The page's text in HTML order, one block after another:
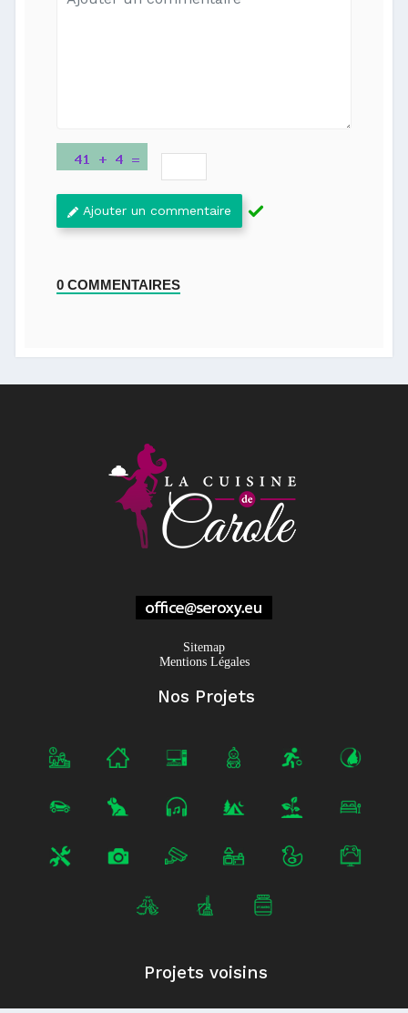
Ajouter un commentaire
0 COMMENTAIRES
Sitemap
Mentions Légales
Nos Projets
Projets voisins